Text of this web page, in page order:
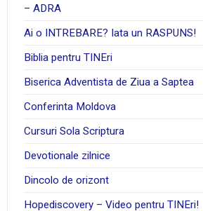
– ADRA
Ai o INTREBARE? Iata un RASPUNS!
Biblia pentru TINEri
Biserica Adventista de Ziua a Saptea
Conferinta Moldova
Cursuri Sola Scriptura
Devotionale zilnice
Dincolo de orizont
Hopediscovery – Video pentru TINEri!